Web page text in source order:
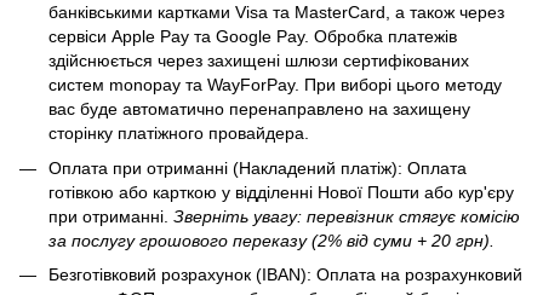
банківськими картками Visa та MasterCard, а також через
сервіси Apple Pay та Google Pay. Обробка платежів
здійснюється через захищені шлюзи сертифікованих
систем monopay та WayForPay. При виборі цього методу
вас буде автоматично перенаправлено на захищену
сторінку платіжного провайдера.
Оплата при отриманні (Накладений платіж): Оплата
готівкою або карткою у відділенні Нової Пошти або кур'єру
при отриманні. Зверніть увагу: перевізник стягує комісію
за послугу грошового переказу (2% від суми + 20 грн).
Безготівковий розрахунок (IBAN): Оплата на розрахунковий